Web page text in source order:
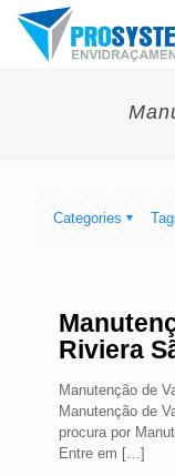
Categories
Riviera
Manutenção de
Manutenção de
procura por
Entre em […]